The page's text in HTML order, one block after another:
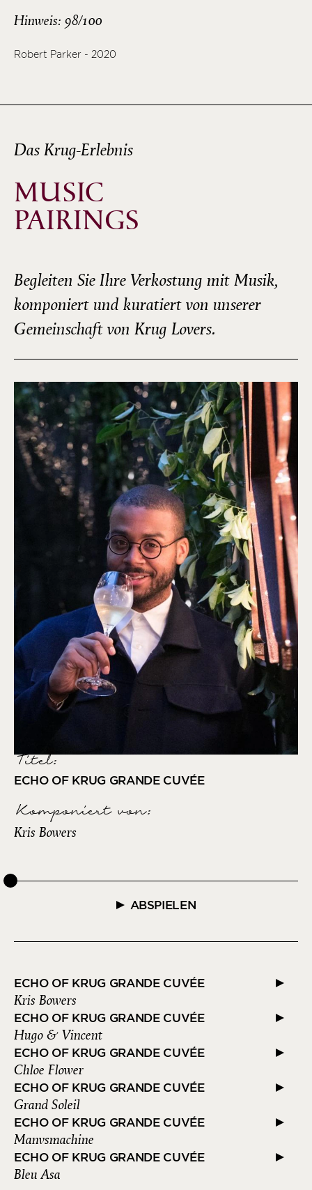
Hinweis: 98/100
Robert Parker - 2020
Das Krug-Erlebnis
MUSIC
PAIRINGS
Begleiten Sie Ihre Verkostung mit Musik,
komponiert und kuratiert von unserer
Gemeinschaft von Krug Lovers.
Titel:
ECHO OF KRUG GRANDE CUVÉE
Komponiert von:
Kris Bowers
ABSPIELEN
ECHO OF KRUG GRANDE CUVÉE
Kris Bowers
ECHO OF KRUG GRANDE CUVÉE
Hugo & Vincent
ECHO OF KRUG GRANDE CUVÉE
Chloe Flower
ECHO OF KRUG GRANDE CUVÉE
Grand Soleil
ECHO OF KRUG GRANDE CUVÉE
Manvsmachine
ECHO OF KRUG GRANDE CUVÉE
Bleu Asa